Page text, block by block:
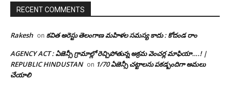
RECENT COMMENTS
Rakesh on కవిత అరెస్టు తెలంగాణ మహిళల సమస్య కాదు : కోదండ రాం
AGENCY ACT : ఏజెన్సీ గ్రామాల్లో రెచ్చిపోతున్న అక్రమ వెంచర్ల మాఫియా….! |
REPUBLIC HINDUSTAN on 1/70 ఏజెన్సీ చట్టాలను పకడ్బందిగా అమలు
చేయాలి